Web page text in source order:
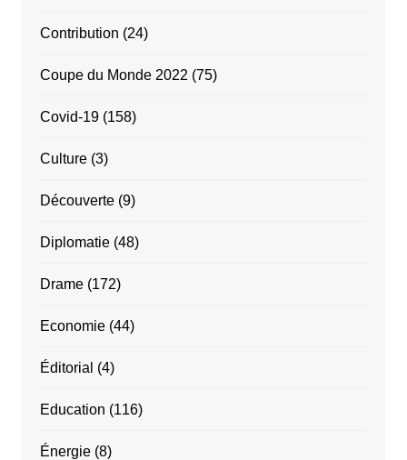
Contribution (24)
Coupe du Monde 2022 (75)
Covid-19(158)
Culture(3)
Découverte(9)
Diplomatie(48)
Drame(172)
Economie(44)
Éditorial (4)
Education (116)
Énergie(8)